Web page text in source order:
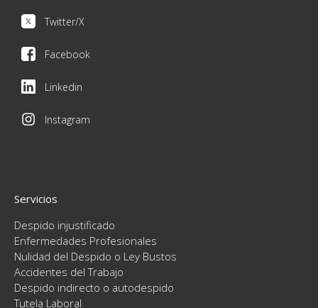
Twitter/X
Facebook
Linkedin
Instagram
Servicios
Despido injustificado
Enfermedades Profesionales
Nulidad del Despido o Ley Bustos
Accidentes del Trabajo
Despido indirecto o autodespido
Tutela Laboral